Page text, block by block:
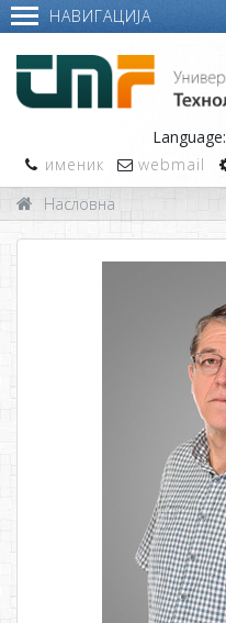
НАВИГАЦИЈА
Language:
именик webmail
Насловна